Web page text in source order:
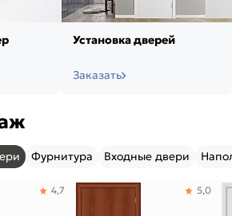
Установка дверей
Заказать
Фурнитура Входные двери
4,7 5,0